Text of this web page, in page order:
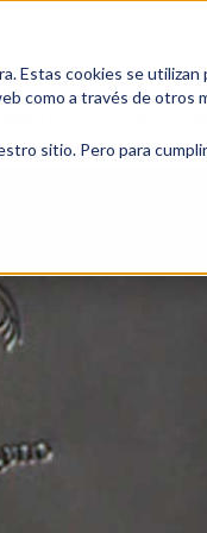
Estas cookies se
como a través de otros
sitio. Pero para